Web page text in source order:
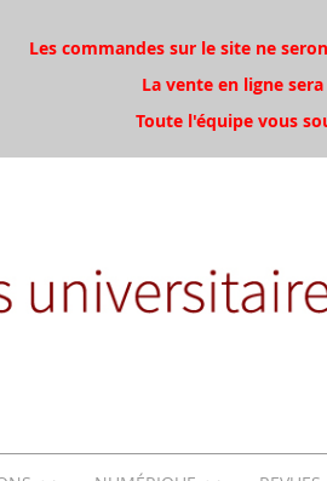
Les commandes sur le site ne
La vente en ligne
Toute l'équipe vous